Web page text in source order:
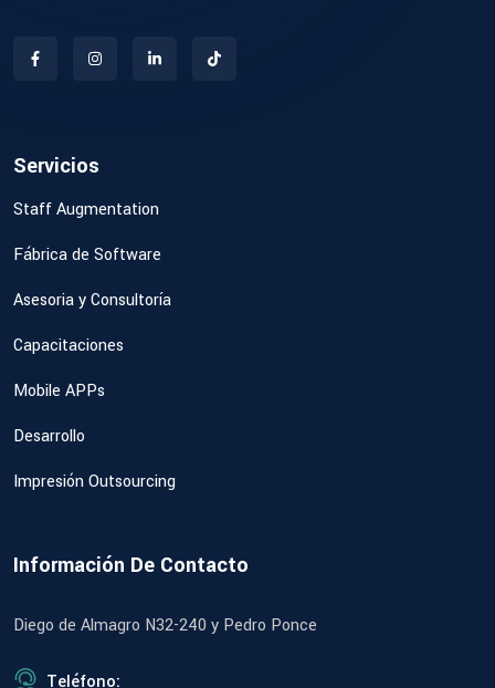
Servicios
Staff Augmentation
Fábrica de Software
Asesoria y Consultoría
Capacitaciones
Mobile APPs
Desarrollo
Impresión Outsourcing
Información De Contacto
Diego de Almagro N32-240 y Pedro Ponce
Teléfono: